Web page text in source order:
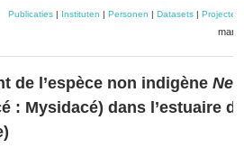
Publicaties| Instituten | Personen | Datasets| Projecten
de l’espèce non indigène
: Mysidacé) dans l’estuaire